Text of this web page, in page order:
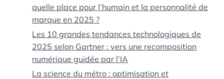
quelle place pour l’humain et la personnalité de
marque en 2025 ?
Les 10 grandes tendances technologiques de
2025 selon Gartner : vers une recomposition
numérique guidée par l’IA
La science du métro : optimisation et